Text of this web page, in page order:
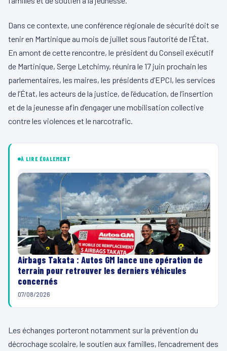
Dans ce contexte, une conférence régionale de sécurité doit se
tenir en Martinique au mois de juillet sous l’autorité de l’État.
En amont de cette rencontre, le président du Conseil exécutif
de Martinique, Serge Letchimy, réunira le 17 juin prochain les
parlementaires, les maires, les présidents d’EPCI, les services
de l’État, les acteurs de la justice, de l’éducation, de l’insertion
et de la jeunesse afin d’engager une mobilisation collective
contre les violences et le narcotrafic.
À LIRE ÉGALEMENT
Airbags Takata : Autos GM lance une opération de
terrain pour retrouver les derniers véhicules
concernés
07/08/2026
Les échanges porteront notamment sur la prévention du
décrochage scolaire, le soutien aux familles, l’encadrement des